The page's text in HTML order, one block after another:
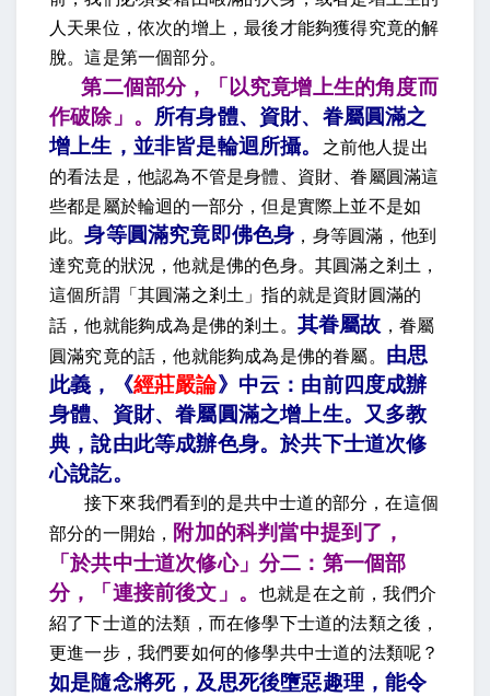
人天果位，依次的增上，最後才能夠獲得究竟的解
脫。這是第一個部分。
第二個部分，「以究竟增上生的角度而
作破除」。 所有身體、資財、眷屬圓滿之
增上生，並非皆是輪迴所攝。
之前他人提出
的看法是，他認為不管是身體、資財、眷屬圓滿這
些都是屬於輪迴的一部分，但是實際上並不是如
此。身等圓滿究竟即佛色身 ，身等圓滿，他到
達究竟的狀況，他就是佛的色身。其圓滿之剎土，
這個所謂「其圓滿之剎土」指的就是資財圓滿的
話，他就能夠成為是佛的剎土。 其眷屬故 ， 眷屬
圓滿究竟的話，他就能夠成為是佛的眷屬。 由思
此義，《經莊嚴論》中云：由前四度成辦
身體、資財、眷屬圓滿之增上生。又多教
典，說由此等成辦色身。於共下士道次修
心說訖。
接下來我們看到的是共中士道的部分，在這個
部分的一開始， 附加的科判當中提到了，
「於共中士道次修心」分二：第一個部
分，「連接前後文」。
也就是在之前，我們介
紹了下士道的法類，而在修學下士道的法類之後，
更進一步，我們要如何的修學共中士道的法類呢？
如是隨念將死，及思死後墮惡趣理，能令